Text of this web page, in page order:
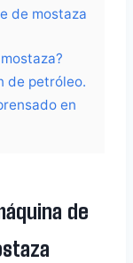
de mostaza
de petróleo.
en
de